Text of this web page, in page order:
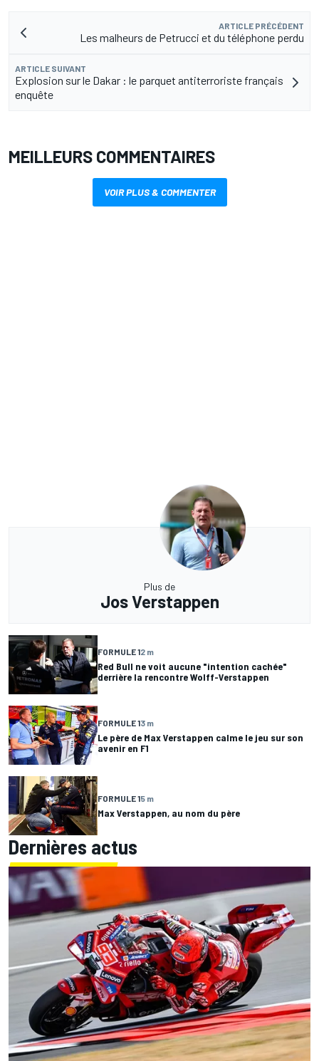
ARTICLE PRÉCÉDENT
Les malheurs de Petrucci et du téléphone perdu
ARTICLE SUIVANT
Explosion sur le Dakar : le parquet antiterroriste français
enquête
MEILLEURS COMMENTAIRES
VOIR PLUS & COMMENTER
Plus de
Jos Verstappen
FORMULE 12 m
Red Bull ne voit aucune "intention cachée"
derrière la rencontre Wolff-Verstappen
FORMULE 13 m
Le père de Max Verstappen calme le jeu sur son
avenir en F1
FORMULE 15 m
Max Verstappen, au nom du père
Dernières actus